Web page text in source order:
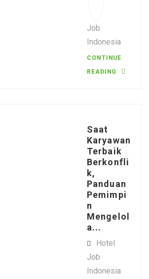
Job
Indonesia
CONTINUE
READING
Saat
Karyawan
Terbaik
Berkonfli
k,
Panduan
Pemimpi
n
Mengelol
a...
Hotel
Job
Indonesia